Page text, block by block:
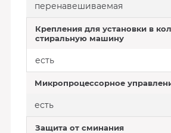
перенавешиваемая
Крепления для установки в
стиральную машину
есть
Микропроцессорное
есть
Защита от сминания